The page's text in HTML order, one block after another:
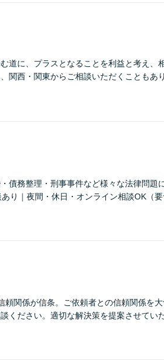
道に、プラスとなることを利益と考え、
関西・関東からご相談いただくこともあり
債務整理・刑事事件など様々な法律問題
り｜夜間・休日・オンライン相談OK（
頼関係が信条。ご依頼者との信頼関係を
ください。適切な解決策を提案させてい